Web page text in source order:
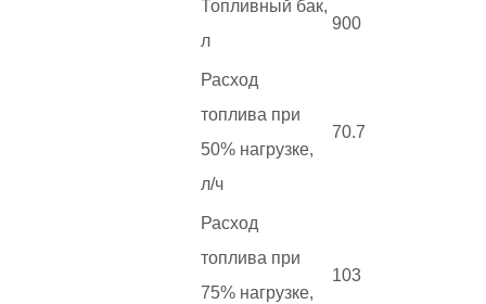
Топливный бак,
л
900
Расход
топлива при
50% нагрузке,
л/ч
70.7
Расход
топлива при
75% нагрузке,
103